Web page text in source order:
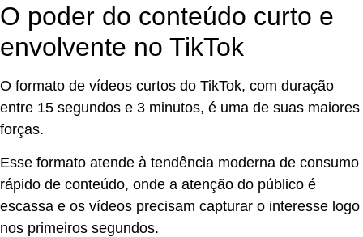
O poder do conteúdo curto e
envolvente no TikTok
O formato de vídeos curtos do TikTok, com duração
entre 15 segundos e 3 minutos, é uma de suas maiores
forças.
Esse formato atende à tendência moderna de consumo
rápido de conteúdo, onde a atenção do público é
escassa e os vídeos precisam capturar o interesse logo
nos primeiros segundos.